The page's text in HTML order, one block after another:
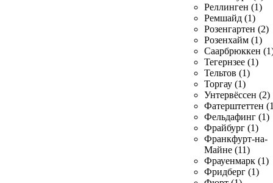
Реллинген (1)
Ремшайд (1)
Розенгартен (2)
Розенхайм (1)
Саарбрюккен
Тегернзее (1)
Тельтов (1)
Торгау (1)
Унтервёссен (2)
Фатерштеттен
Фельдафинг (1)
Фрайбург (1)
Франкфурт-на-
Майне (11)
Фрауенмарк (1)
Фридберг (1)